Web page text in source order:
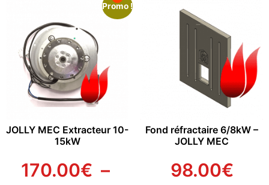
Promo !
JOLLY MEC Extracteur 10-
15kW
170.00€ –
Fond réfractaire 6/8kW –
JOLLY MEC
98.00€